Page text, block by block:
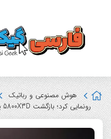
هوش مصنوعی و رباتیک
رونمایی کرد؛ بازگشت 5800X3D پس از سال‌ها